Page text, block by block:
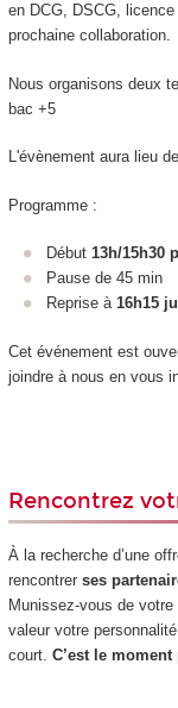
en DCG, DSCG,
prochaine collaboration.
Nous organisons deux
bac +5
L'évènement aura lieu
Programme :
Début 13h/15h30
Pause de 45 min
Reprise à 16h15
Cet événement est
joindre à nous en vous
Rencontrez
À la recherche d’une
rencontrer ses
Munissez-vous de
valeur votre
court. C’est le